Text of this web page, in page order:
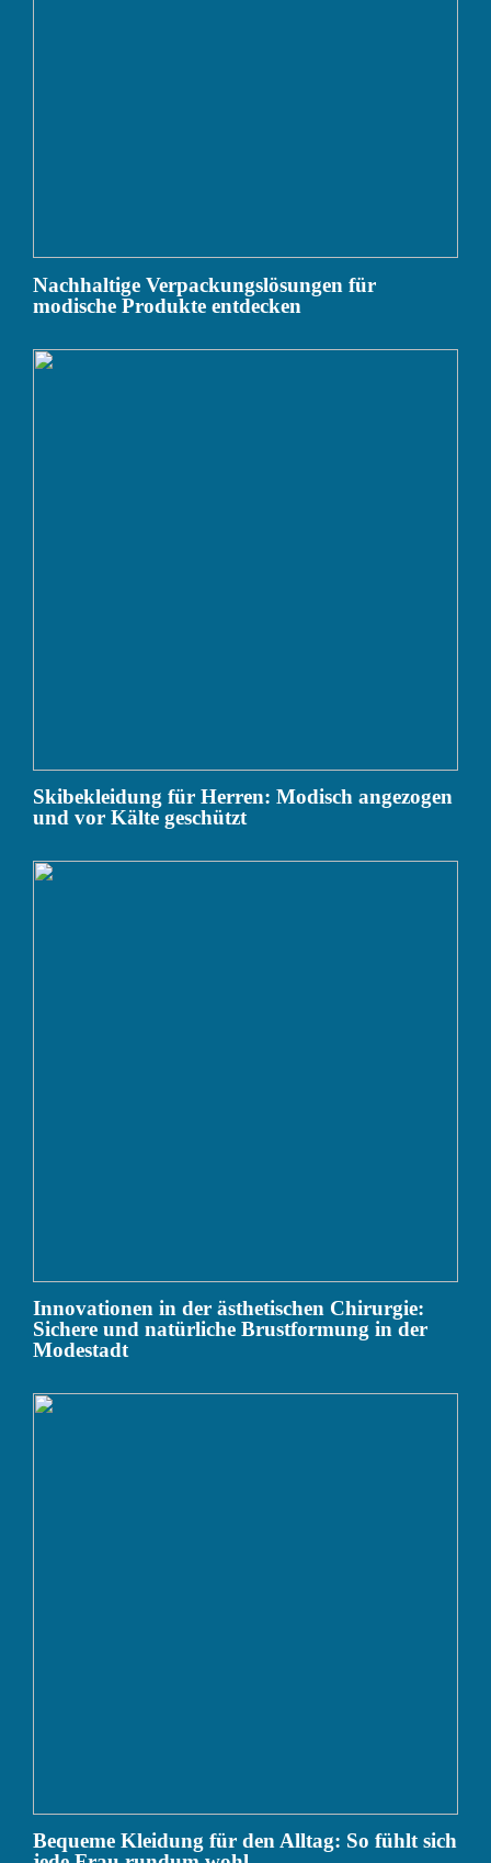
Nachhaltige Verpackungslösungen für
modische Produkte entdecken
Skibekleidung für Herren: Modisch angezogen
und vor Kälte geschützt
Innovationen in der ästhetischen Chirurgie:
Sichere und natürliche Brustformung in der
Modestadt
Bequeme Kleidung für den Alltag: So fühlt sich